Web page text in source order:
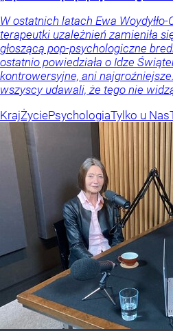
W ostatnich latach Ewa
terapeutki uzależnień zamieniła
głoszącą pop-psychologiczne
ostatnio powiedziała o Idze
kontrowersyjne, ani
wszyscy udawali, że tego nie
KrajŻyciePsychologiaTylko u Nas